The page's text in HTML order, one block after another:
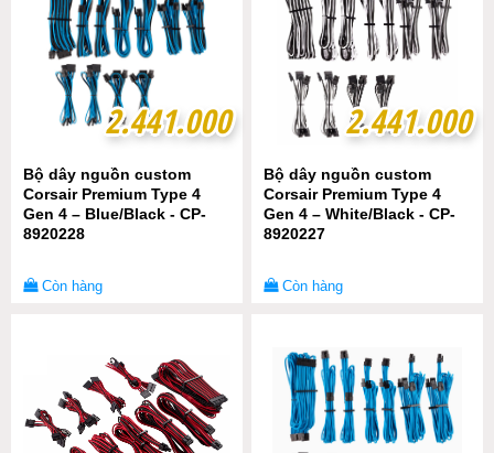
2.441.000
2.441.000
Bộ dây nguồn custom
Corsair Premium Type 4
Gen 4 – Blue/Black - CP-
8920228
Còn hàng
2.441.000
2.441.000
Bộ dây nguồn custom
Corsair Premium Type 4
Gen 4 – White/Black - CP-
8920227
Còn hàng